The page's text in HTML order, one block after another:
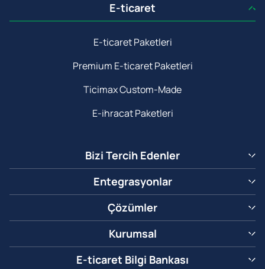
E-ticaret
E-ticaret Paketleri
Premium E-ticaret Paketleri
Ticimax Custom-Made
E-ihracat Paketleri
Bizi Tercih Edenler
Entegrasyonlar
Çözümler
Kurumsal
E-ticaret Bilgi Bankası